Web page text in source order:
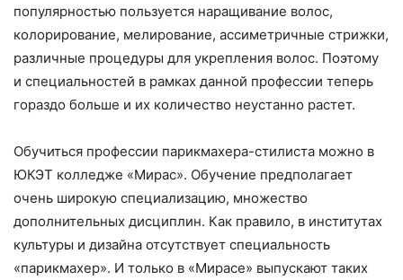
популярностью пользуется наращивание волос,
колорирование, мелирование, ассиметричные стрижки,
различные процедуры для укрепления волос. Поэтому
и специальностей в рамках данной профессии теперь
гораздо больше и их количество неустанно растет.
Обучиться профессии парикмахера-стилиста можно в
ЮКЭТ колледже «Мирас». Обучение предполагает
очень широкую специализацию, множество
дополнительных дисциплин. Как правило, в институтах
культуры и дизайна отсутствует специальность
«парикмахер». И только в «Мирасе» выпускают таких